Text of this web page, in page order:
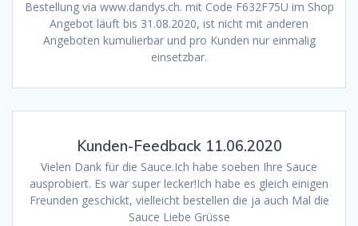
Bestellung via www.dandys.ch. mit Code F632F75U im Shop
Angebot läuft bis 31.08.2020, ist nicht mit anderen
Angeboten kumulierbar und pro Kunden nur einmalig
einsetzbar.
Kunden-Feedback 11.06.2020
Vielen Dank für die Sauce.Ich habe soeben Ihre Sauce
ausprobiert. Es war super lecker!Ich habe es gleich einigen
Freunden geschickt, vielleicht bestellen die ja auch Mal die
Sauce ️Liebe Grüsse